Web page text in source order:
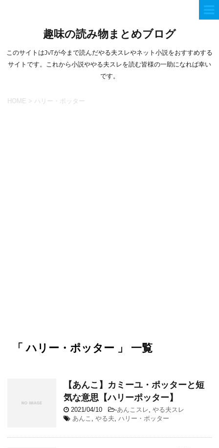
趣味の読み物まとめブログ
このサイトはJvTが今まで読んだやる夫スレやネット小説をおすすめする
サイトです。これから小説ややる夫スレを読む皆様の一助になれば幸い
です。
HOME > ハリー・ポッター
「 ハリー・ポッター 」 一覧
【あんこ】カミーユ・ポッターと短
気な意思【ハリーポッター】
2021/04/10 -あんこスレ やる夫スレ
あんこ
やる夫 ハリー・ポッター